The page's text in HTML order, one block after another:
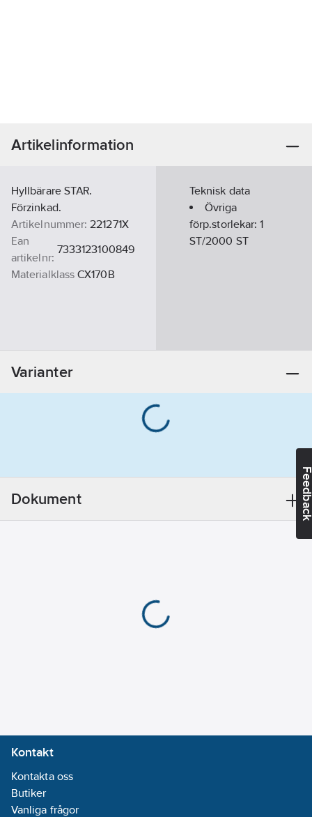
Artikelinformation
Hyllbärare STAR.
Förzinkad.
Artikelnummer: 221271X
Ean
artikelnr:
7333123100849
Materialklass CX170B
Teknisk data
Övriga
förp.storlekar:1
ST/2000 ST
Varianter
Dokument
Kontakt
Kontakta oss
Butiker
Vanliga frågor